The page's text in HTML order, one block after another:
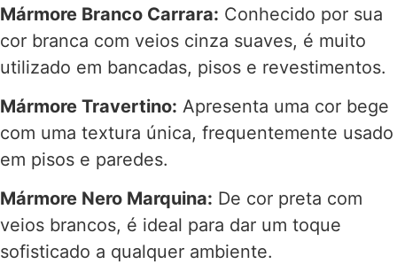
Mármore Branco Carrara: Conhecido por sua
cor branca com veios cinza suaves, é muito
utilizado em bancadas, pisos e revestimentos.
Mármore Travertino: Apresenta uma cor bege
com uma textura única, frequentemente usado
em pisos e paredes.
Mármore Nero Marquina: De cor preta com
veios brancos, é ideal para dar um toque
sofisticado a qualquer ambiente.